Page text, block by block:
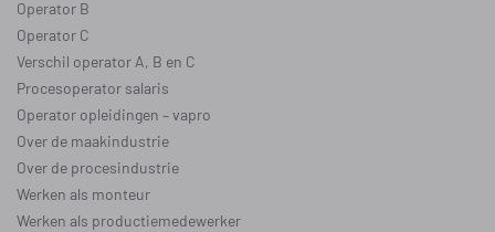
Operator B
Operator C
Verschil operator A, B en C
Procesoperator salaris
Operator opleidingen –vapro
Over de maakindustrie
Over de procesindustrie
Werken als monteur
Werken als productiemedewerker